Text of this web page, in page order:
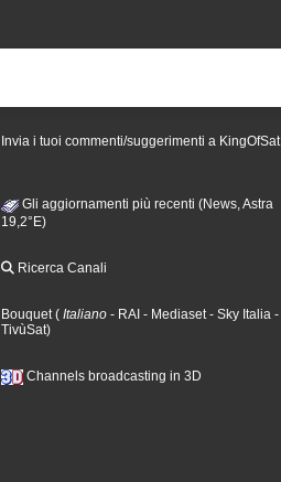
Invia i tuoi commenti/suggerimenti a KingOfSat
Gli aggiornamenti più recenti (News, Astra
19,2°E)
Ricerca Canali
Bouquet( Italiano - RAI - Mediaset- Sky Italia -
TivùSat)
Channels broadcasting in 3D